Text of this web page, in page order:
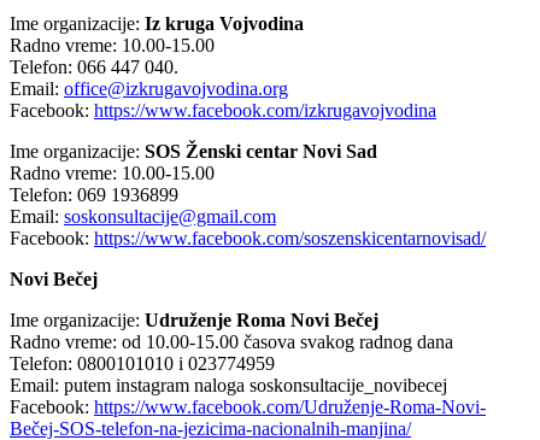
Ime organizacije: Iz kruga Vojvodina
Radno vreme: 10.00-15.00
Telefon: 066 447 040.
Email: office@izkrugavojvodina.org
Facebook: https://www.facebook.com/izkrugavojvodina
Ime organizacije: SOS Ženski centar Novi Sad
Radno vreme: 10.00-15.00
Telefon: 069 1936899
Email: soskonsultacije@gmail.com
Facebook: https://www.facebook.com/soszenskicentarnovisad/
Novi Bečej
Ime organizacije: Udruženje Roma Novi Bečej
Radno vreme: od 10.00-15.00 časova svakog radnog dana
Telefon: 0800101010 i 023774959
Email: putem instagram naloga soskonsultacije_novibecej
Facebook: https://www.facebook.com/Udruženje-Roma-Novi-
Bečej-SOS-telefon-na-jezicima-nacionalnih-manjina/